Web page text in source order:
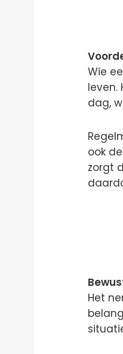
Wie
leven.
dag,
ook de
zorgt
Het